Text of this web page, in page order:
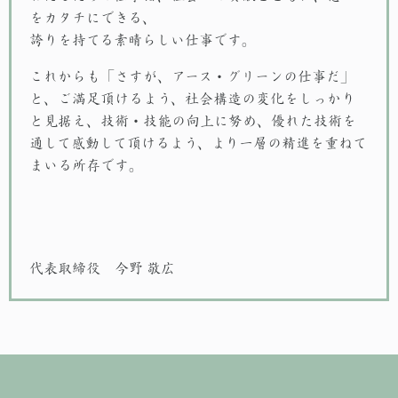
をカタチにできる、
誇りを持てる素晴らしい仕事です。
これからも「さすが、アース・グリーンの仕事だ」
と、ご満足頂けるよう、社会構造の変化をしっかり
と見据え、技術・技能の向上に努め、優れた技術を
通して感動して頂けるよう、より一層の精進を重ねて
まいる所存です。
代表取締役 今野 敬広